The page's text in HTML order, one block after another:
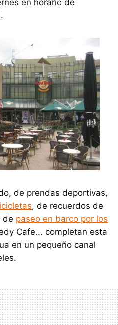
en horario de
de prendas deportivas,
, de recuerdos de
de paseo en barco por los
Cafe... completan esta
en un pequeño canal